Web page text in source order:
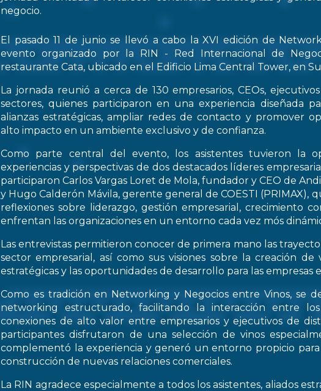
negocio.
El pasado 11 de junio se llevó a cabo la XVI edición de
evento organizado por la RIN - Red Internacional de
restaurante Cata, ubicado en el Edificio Lima Central Tower, en
La jornada reunió a cerca de 130 empresarios, CEOs,
sectores, quienes participaron en una experiencia diseñada
alianzas estratégicas, ampliar redes de contacto y promover
alto impacto en un ambiente exclusivo y de confianza.
Como parte central del evento, los asistentes tuvieron la
experiencias y perspectivas de dos destacados líderes
participaron Carlos Vargas Loret de Mola, fundador y CEO de
y Hugo Calderón Mávila, gerente general de COESTI (PRIMAX),
reflexiones sobre liderazgo, gestión empresarial, crecimiento
enfrentan las organizaciones en un entorno cada vez mós
Las entrevistas permitieron conocer de primera mano las
sector empresarial, así como sus visiones sobre la creación de
estratégicas y las oportunidades de desarrollo para las empresas
Como es tradición en Networking y Negocios entre Vinos, se
networking estructurado, facilitando la interacción entre
conexiones de alto valor entre empresarios y ejecutivos de
participantes disfrutaron de una selección de vinos
complementó la experiencia y generó un entorno propicio
construcción de nuevas relaciones comerciales.
La RIN agradece especialmente a todos los asistentes, aliados